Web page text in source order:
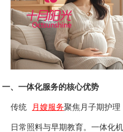
一、一体化服务的核心优势
传统 月嫂服务聚焦月子期护
日常照料与早期教育。一体化